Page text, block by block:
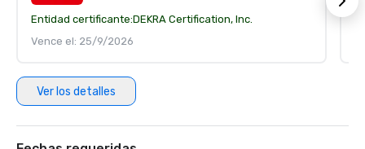
Entidad certificante:DEKRA Certification, Inc.
Vence el: 25/9/2026
Ver los detalles